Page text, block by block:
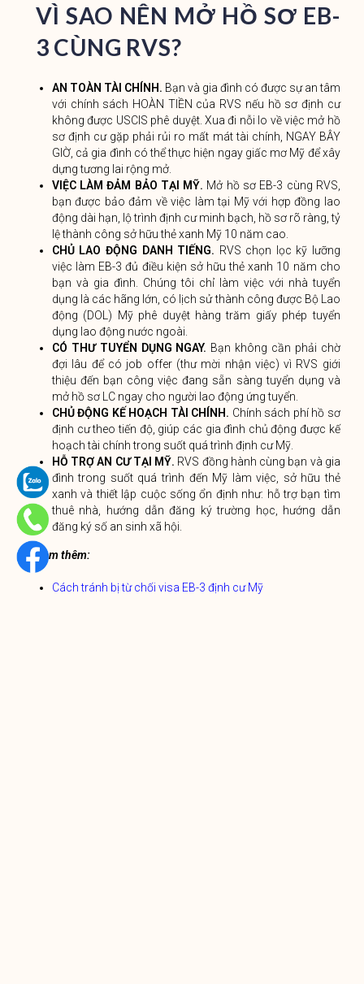
VÌ SAO NÊN MỞ HỒ SƠ EB-
3 CÙNG RVS?
AN TOÀN TÀI CHÍNH. Bạn và gia đình có được sự an tâm
với chính sách HOÀN TIỀN của RVS nếu hồ sơ định cư
không được USCIS phê duyệt. Xua đi nỗi lo về việc mở hồ
sơ định cư gặp phải rủi ro mất mát tài chính, NGAY BÂY
GIỜ, cả gia đình có thể thực hiện ngay giấc mơ Mỹ để xây
dựng tương lai rộng mở.
VIỆC LÀM ĐẢM BẢO TẠI MỸ. Mở hồ sơ EB-3 cùng RVS,
bạn được bảo đảm về việc làm tại Mỹ với hợp đồng lao
động dài hạn, lộ trình định cư minh bạch, hồ sơ rõ ràng, tỷ
lệ thành công sở hữu thẻ xanh Mỹ 10 năm cao.
CHỦ LAO ĐỘNG DANH TIẾNG. RVS chọn lọc kỹ lưỡng
việc làm EB-3 đủ điều kiện sở hữu thẻ xanh 10 năm cho
bạn và gia đình. Chúng tôi chỉ làm việc với nhà tuyển
dụng là các hãng lớn, có lịch sử thành công được Bộ Lao
động (DOL) Mỹ phê duyệt hàng trăm giấy phép tuyển
dụng lao động nước ngoài.
CÓ THƯ TUYỂN DỤNG NGAY. Bạn không cần phải chờ
đợi lâu để có job offer (thư mời nhận việc) vì RVS giới
thiệu đến bạn công việc đang sẵn sàng tuyển dụng và
mở hồ sơ LC ngay cho người lao động ứng tuyển.
CHỦ ĐỘNG KẾ HOẠCH TÀI CHÍNH. Chính sách phí hồ sơ
định cư theo tiến độ, giúp các gia đình chủ động được kế
hoạch tài chính trong suốt quá trình định cư Mỹ.
HỖ TRỢ AN CƯ TẠI MỸ. RVS đồng hành cùng bạn và gia
đình trong suốt quá trình đến Mỹ làm việc, sở hữu thẻ
xanh và thiết lập cuộc sống ổn định như: hỗ trợ bạn tìm
thuê nhà, hướng dẫn đăng ký trường học, hướng dẫn
đăng ký số an sinh xã hội.
Xem thêm:
Cách tránh bị từ chối visa EB-3 định cư Mỹ